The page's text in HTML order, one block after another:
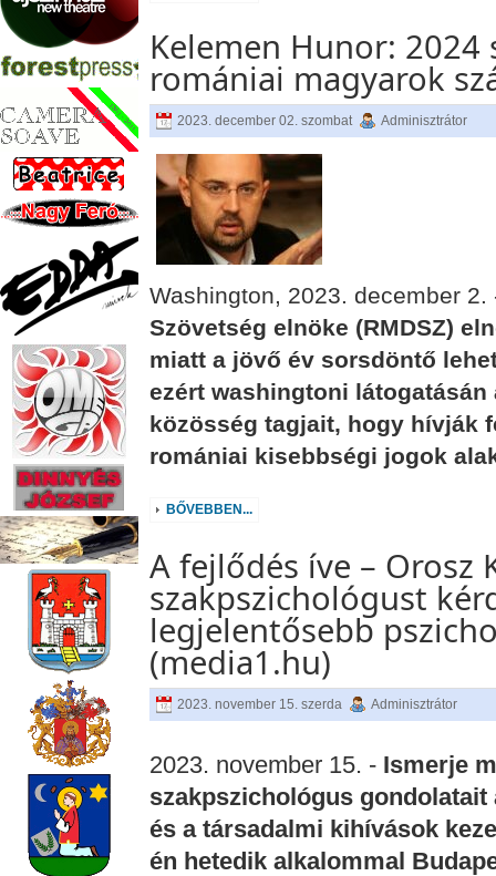
Kelemen Hunor:
romániai magyarok
2023. december 02. szombat Adminisztrátor
Washington, 2023. december
Szövetség elnöke (RMDSZ)
miatt a jövő év sorsdöntő
ezért washingtoni
közösség tagjait, hogy hívják
romániai kisebbségi jogok
BŐVEBBEN...
A fejlődés íve – Orosz
szakpszichológust
legjelentősebb
(media1.hu)
2023. november 15. szerda Adminisztrátor
2023. november 15. - Ismerje
szakpszichológus
és a társadalmi kihívások
én hetedik alkalommal